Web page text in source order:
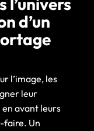
d’un
l’image, les
leur
avant leurs
faire. Un